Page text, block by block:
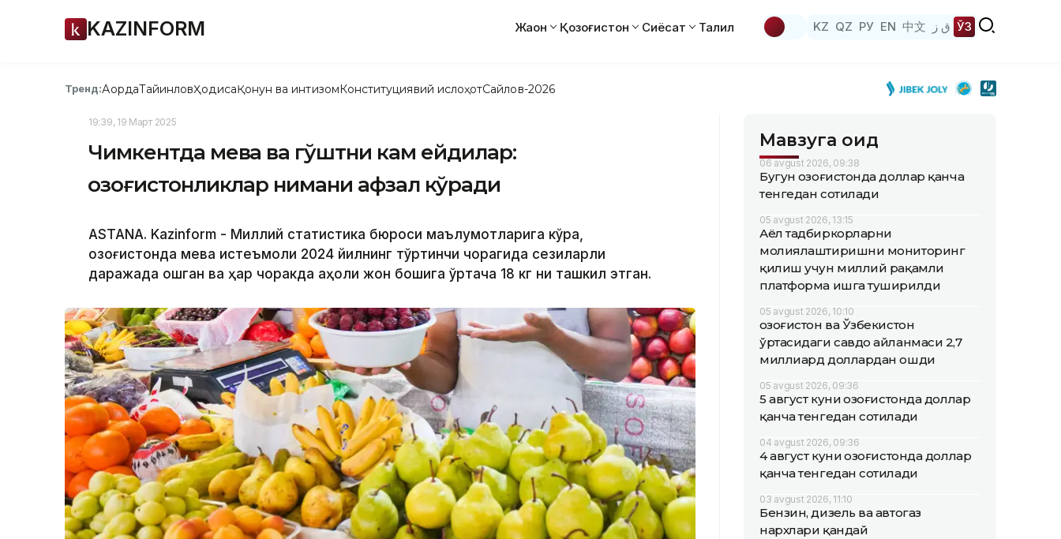
KAZINFORM Жаҳон Қозоғистон Сиёсат Таҳлил KZ QZ РУ EN 中文 ق ز ЎЗ
Тренд:АқордаТайинловҲодисаҚонун ва интизомКонституциявий ислоҳотСайлов-2026
19:39, 19 Март 2025
Чимкентда мева ва гўштни кам ейдилар:
қозоғистонликлар нимани афзал кўради
ASTANA. Kazinform - Миллий статистика бюроси маълумотларига кўра,
Қозоғистонда мева истеъмоли 2024 йилнинг тўртинчи чорагида сезиларли
даражада ошган ва ҳар чоракда аҳоли жон бошига ўртача 18 кг ни ташкил этган.
Мавзуга оид
06 avgust 2026, 09:38
Бугун Қозоғистонда доллар қанча
тенгедан сотилади
05 avgust 2026, 13:15
Аёл тадбиркорларни
молиялаштиришни мониторинг
қилиш учун миллий рақамли
платформа ишга туширилди
05 avgust 2026, 10:10
Қозоғистон ва Ўзбекистон
ўртасидаги савдо айланмаси 2,7
миллиард доллардан ошди
05 avgust 2026, 09:36
5 август куни Қозоғистонда доллар
қанча тенгедан сотилади
04 avgust 2026, 09:36
4 август куни Қозоғистонда доллар
қанча тенгедан сотилади
03 avgust 2026, 11:10
Бензин, дизель ва автогаз
нархлари қандай